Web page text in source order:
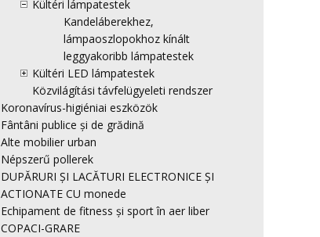
Kültéri lámpatestek
Kandeláberekhez,
lámpaoszlopokhoz kínált
leggyakoribb lámpatestek
Kültéri LED lámpatestek
Közvilágítási távfelügyeleti rendszer
Koronavírus-higiéniai eszközök
Fântâni publice și de grădină
Alte mobilier urban
Népszerű pollerek
DUPĂRURI ȘI LACĂTURI ELECTRONICE ȘI
ACTIONATE CU monede
Echipament de fitness și sport în aer liber
COPACI-GRARE